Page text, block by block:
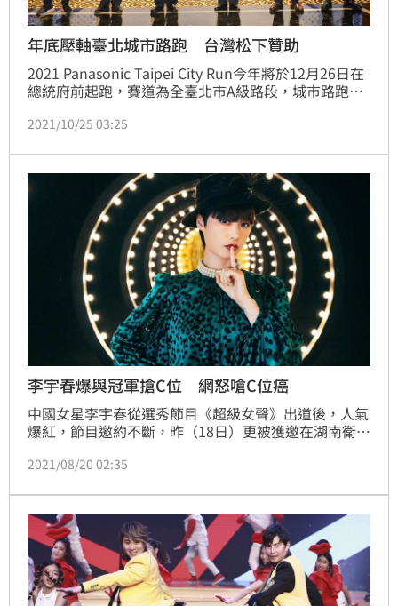
年底壓軸臺北城市路跑 台灣松下贊助
2021 Panasonic Taipei City Run今年將於12月26日在
總統府前起跑，賽道為全臺北市A級路段，城市路跑賽
賽分為12.5公里／3公里兩組，活動在22日下午2時開
（記者林辰彥／台北報導）
2021/10/25 03:25
李宇春爆與冠軍搶C位 網怒嗆C位癌
中國女星李宇春從選秀節目《超級女聲》出道後，人氣
爆紅，節目邀約不斷，昨（18日）更被獲邀在湖南衛視
子冠軍的許昕，而節目出第一版海報C位，許昕是被排
網友質疑：「連奧運冠軍的Ｃ位都要搶」。
2021/08/20 02:35